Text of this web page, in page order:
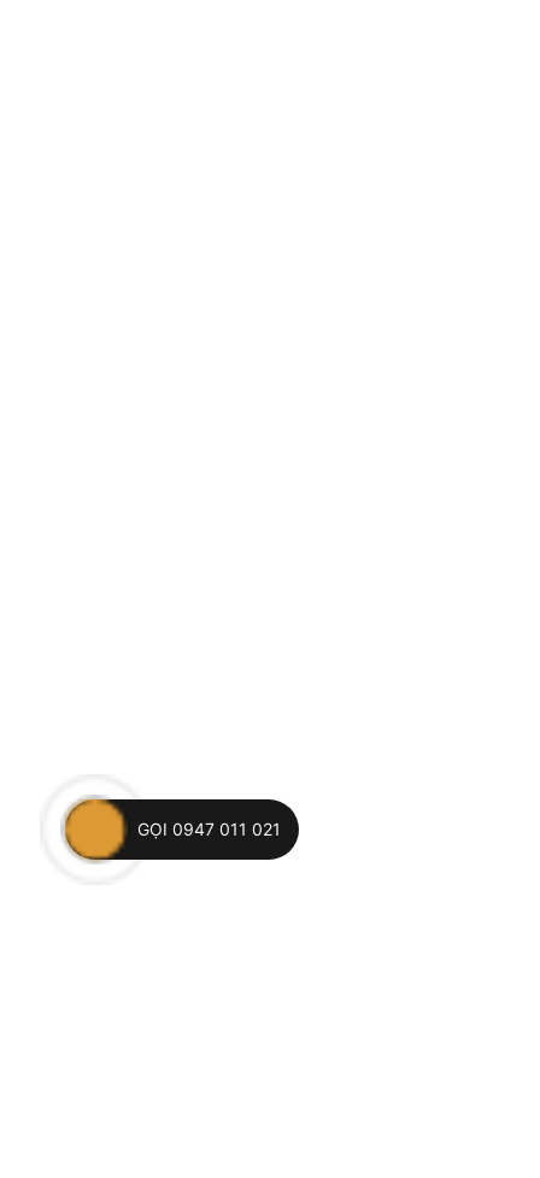
GỌI 0947 011 021